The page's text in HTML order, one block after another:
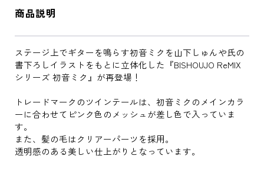
商品説明
ステージ上でギターを鳴らす初音ミクを山下しゅんや氏の
書下ろしイラストをもとに立体化した『BISHOUJO ReMIX
シリーズ 初音ミク』が再登場！
トレードマークのツインテールは、初音ミクのメインカラ
ーに合わせてピンク色のメッシュが差し色で入っていま
す。
また、髪の毛はクリアーパーツを採用。
透明感のある美しい仕上がりとなっています。